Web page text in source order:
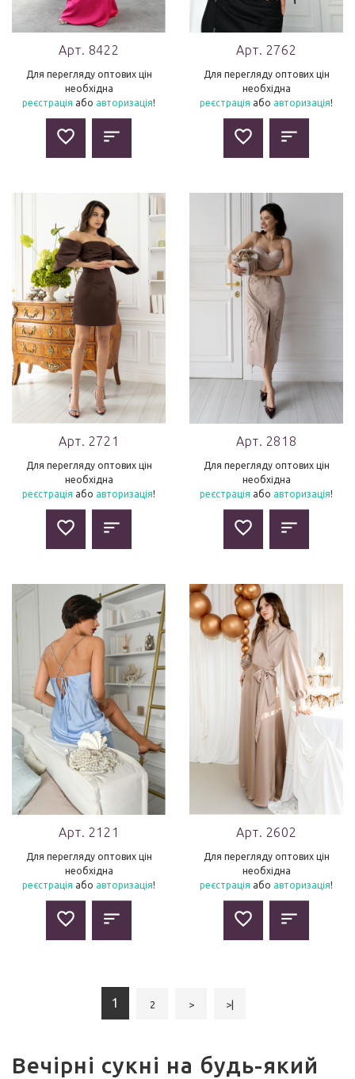
Арт. 8422
Для перегляду оптових цін
необхідна
реєстрація або авторизація!
Арт. 2762
Для перегляду оптових цін
необхідна
реєстрація або авторизація!
Арт. 2721
Для перегляду оптових цін
необхідна
реєстрація або авторизація!
Арт. 2818
Для перегляду оптових цін
необхідна
реєстрація або авторизація!
Арт. 2121
Для перегляду оптових цін
необхідна
реєстрація або авторизація!
Арт. 2602
Для перегляду оптових цін
необхідна
реєстрація або авторизація!
1 2 > >|
Вечірні сукні на будь-який